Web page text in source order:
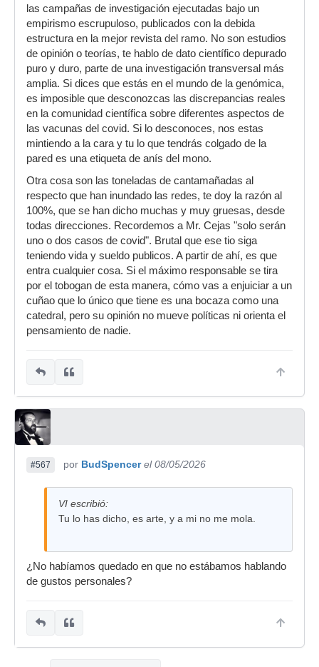
las campañas de investigación ejecutadas bajo un
empirismo escrupuloso, publicados con la debida
estructura en la mejor revista del ramo. No son estudios
de opinión o teorías, te hablo de dato científico depurado
puro y duro, parte de una investigación transversal más
amplia. Si dices que estás en el mundo de la genómica,
es imposible que desconozcas las discrepancias reales
en la comunidad científica sobre diferentes aspectos de
las vacunas del covid. Si lo desconoces, nos estas
mintiendo a la cara y tu lo que tendrás colgado de la
pared es una etiqueta de anís del mono.
Otra cosa son las toneladas de cantamañadas al
respecto que han inundado las redes, te doy la razón al
100%, que se han dicho muchas y muy gruesas, desde
todas direcciones. Recordemos a Mr. Cejas "solo serán
uno o dos casos de covid". Brutal que ese tio siga
teniendo vida y sueldo publicos. A partir de ahí, es que
entra cualquier cosa. Si el máximo responsable se tira
por el tobogan de esta manera, cómo vas a enjuiciar a un
cuñao que lo único que tiene es una bocaza como una
catedral, pero su opinión no mueve políticas ni orienta el
pensamiento de nadie.
#567 por BudSpencer el 08/05/2026
VI escribió:
Tu lo has dicho, es arte, y a mi no me mola.
¿No habíamos quedado en que no estábamos hablando
de gustos personales?